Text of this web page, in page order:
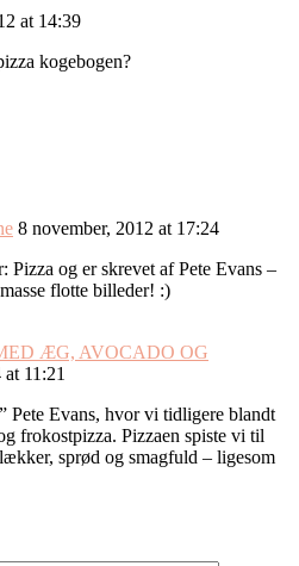
at 14:39
kogebogen?
8 november, 2012 at 17:24
Pizza og er skrevet af Pete Evans –
flotte billeder! :)
ÆG, AVOCADO OG
11:21
Evans, hvor vi tidligere blandt
frokostpizza. Pizzaen spiste vi til
sprød og smagfuld – ligesom